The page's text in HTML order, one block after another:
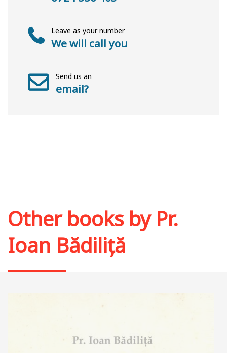
Leave as your number
We will call you
Send us an
email?
Other books by Pr.
Ioan Bădiliță